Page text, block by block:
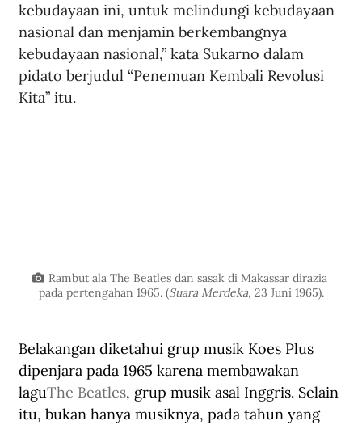
kebudayaan ini, untuk melindungi kebudayaan
nasional dan menjamin berkembangnya
kebudayaan nasional,” kata Sukarno dalam
pidato berjudul “Penemuan Kembali Revolusi
Kita” itu.
Rambut ala The Beatles dan sasak di Makassar dirazia
pada pertengahan 1965. (Suara Merdeka, 23 Juni 1965).
Belakangan diketahui grup musik Koes Plus
dipenjara pada 1965 karena membawakan
laguThe Beatles, grup musik asal Inggris. Selain
itu, bukan hanya musiknya, pada tahun yang